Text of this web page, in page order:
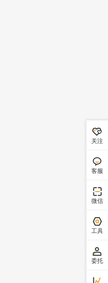
关注
客服
微信
工具
委托